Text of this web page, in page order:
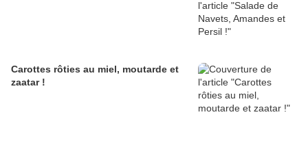
Carottes rôties au miel, moutarde et
zaatar !